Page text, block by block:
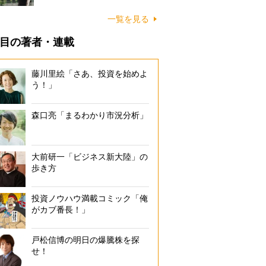
一覧を見る
の著者・連載
藤川里絵「さあ、投資を始めよ
う！」
森口亮「まるわかり市況分析」
大前研一「ビジネス新大陸」の
歩き方
投資ノウハウ満載コミック「俺
がカブ番長！」
戸松信博の明日の爆騰株を探
せ！